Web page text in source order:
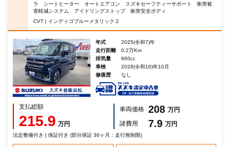
ラ シートヒーター オートエアコン スズキセーフティーサポート 衝突被
害軽減システム アイドリングストップ 衝突安全ボディ
CVT | インディゴブルーメタリック２
年式
2025(令和7)年
走行距離
0.2万Km
排気量
660cc
車検
2028(令和10)年10月
修復歴
なし
支払総額
215.9 万円
車両価格 208 万円
諸費用
7.9 万円
法定整備付き | 保証付き (部分保証 36ヶ月：走行無制限)